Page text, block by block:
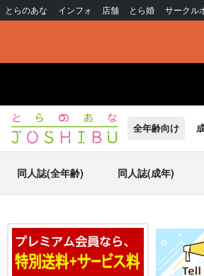
とらのあな インフォ 店舗 とら婚 サークル
全年齢向け
同人誌(全年齢) 同人誌(成年)